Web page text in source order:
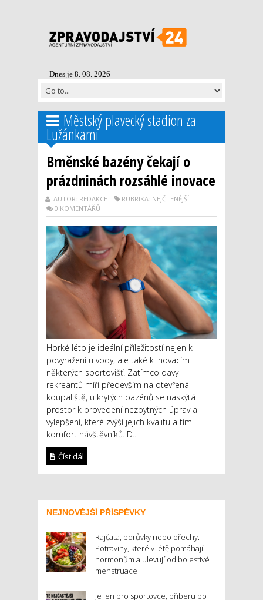
Dnes je 8. 08. 2026
Městský plavecký stadion za
Lužánkami
Brněnské bazény čekají o
prázdninách rozsáhlé inovace
AUTOR: REDAKCE
RUBRIKA: NEJČTENĚJŠÍ
0 KOMENTÁŘŮ
Horké léto je ideální příležitostí nejen k
povyražení u vody, ale také k inovacím
některých sportovišť. Zatímco davy
rekreantů míří především na otevřená
koupaliště, u krytých bazénů se naskýtá
prostor k provedení nezbytných úprav a
vylepšení, které zvýší jejich kvalitu a tím i
komfort návštěvníků. D...
Číst dál
NEJNOVĚJŠÍ PŘÍSPĚVKY
Rajčata, borůvky nebo ořechy.
Potraviny, které v létě pomáhají
hormonům a ulevují od bolestivé
menstruace
Je jen pro sportovce, přiberu po